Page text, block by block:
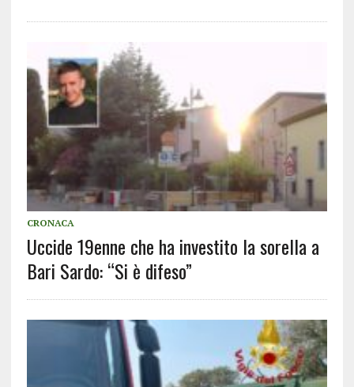
CRONACA
Uccide 19enne che ha investito la sorella a
Bari Sardo: “Si è difeso”